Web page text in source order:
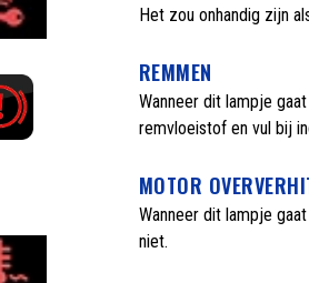
Het zou onhandig zijn
REMMEN
Wanneer dit lampje
remvloeistof en vul bij
MOTOR
Wanneer dit lampje
niet.